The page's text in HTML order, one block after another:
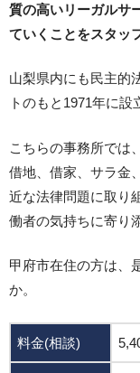
質の高いリーガルサ
ていくことをスタッ
山梨県内にも民主的
トのもと1971年に設
こちらの事務所では
借地、借家、サラ金
近な法律問題に取り
働者の気持ちに寄り
甲府市在住の方は、
か。
料金(相談)